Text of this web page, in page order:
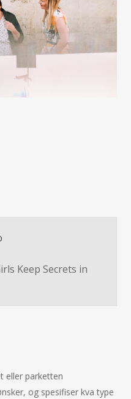
Keep Secrets in
eller parketten
og spesifiser kva type